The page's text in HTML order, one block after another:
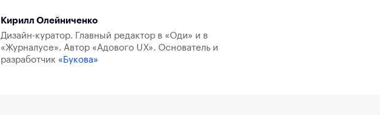
Кирилл Олейниченко
Дизайн-куратор. Главный редактор в «Оди» и в
«Журналусе». Автор «Адового UX». Основатель и
разработчик «Букова»